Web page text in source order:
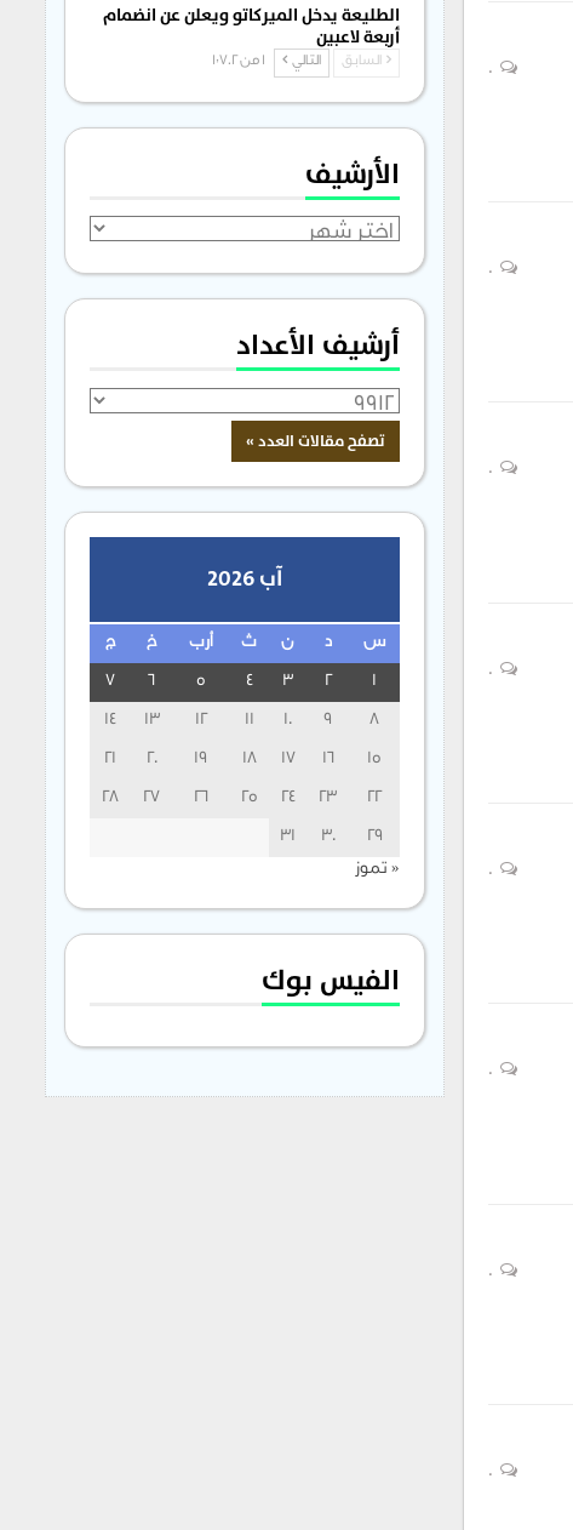
الطليعة يدخل الميركاتو ويعلن عن انضمام
أربعة لاعبين
السابق التالي 1 من 1٬702
الأرشيف
الأرشيف
أرشيف الأعداد
آب 2026
س د ن ث أرب خ ج
1
2
3
4
5
6
7
8
9
10
11
12
13
14
15
16
17
18
19
20
21
22
23
24
25
26
27
28
29
30
31
« تموز
الفيس بوك